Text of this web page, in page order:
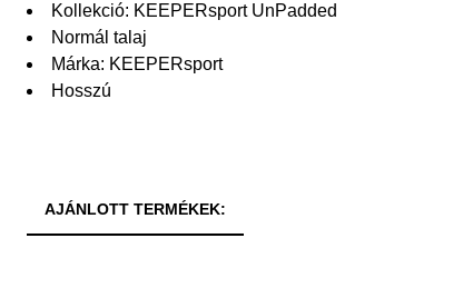
Kollekció: KEEPERsport UnPadded
Normál talaj
Márka: KEEPERsport
Hosszú
AJÁNLOTT TERMÉKEK: